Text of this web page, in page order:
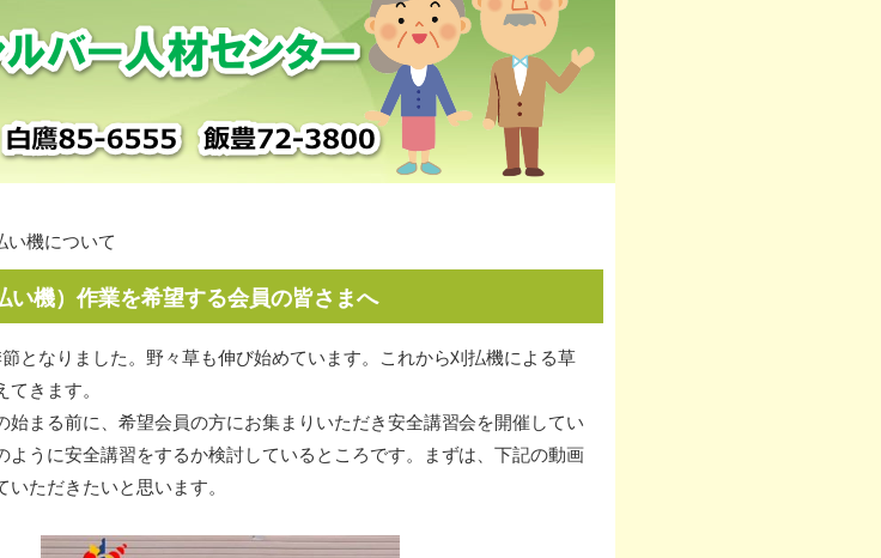
い機について
い機）作業を希望する会員の皆さまへ
となりました。野々草も伸び始めています。これから刈払機による草
きます。
まる前に、希望会員の方にお集まりいただき安全講習会を開催してい
ように安全講習をするか検討しているところです。まずは、下記の動画
いただきたいと思います。